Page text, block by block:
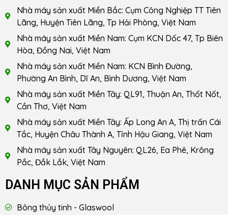
Nhà máy sản xuất Miền Bắc: Cụm Công Nghiệp TT Tiên
Lãng, Huyện Tiên Lãng, Tp Hải Phòng, Việt Nam
Nhà máy sản xuất Miền Nam: Cụm KCN Dốc 47, Tp Biên
Hòa, Đồng Nai, Việt Nam
Nhà máy sản xuất Miền Nam: KCN Bình Đường,
Phường An Bình, Dĩ An, Bình Dương, Việt Nam
Nhà máy sản xuất Miền Tây: QL91, Thuận An, Thốt Nốt,
Cần Thơ, Việt Nam
Nhà máy sản xuất Miền Tây: Ấp Long An A, Thị trấn Cái
Tắc, Huyện Châu Thành A, Tỉnh Hậu Giang, Việt Nam
Nhà máy sản xuất Tây Nguyên: QL26, Ea Phê, Krông
Pắc, Đắk Lắk, Việt Nam
DANH MỤC SẢN PHẨM
Bông thủy tinh - Glaswool